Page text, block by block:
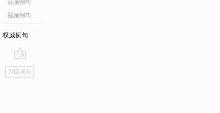
音频例句
视频例句
权威例句
go
top
返回词典